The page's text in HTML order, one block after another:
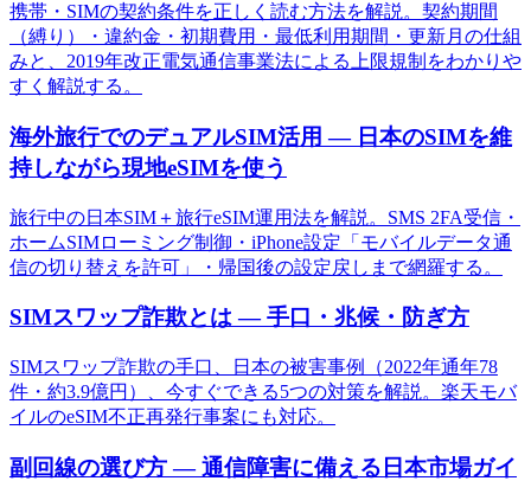
携帯・SIMの契約条件を正しく読む方法を解説。契約期間
（縛り）・違約金・初期費用・最低利用期間・更新月の仕組
みと、2019年改正電気通信事業法による上限規制をわかりや
すく解説する。
海外旅行でのデュアルSIM活用 — 日本のSIMを維
持しながら現地eSIMを使う
旅行中の日本SIM＋旅行eSIM運用法を解説。SMS 2FA受信・
ホームSIMローミング制御・iPhone設定「モバイルデータ通
信の切り替えを許可」・帰国後の設定戻しまで網羅する。
SIMスワップ詐欺とは — 手口・兆候・防ぎ方
SIMスワップ詐欺の手口、日本の被害事例（2022年通年78
件・約3.9億円）、今すぐできる5つの対策を解説。楽天モバ
イルのeSIM不正再発行事案にも対応。
副回線の選び方 — 通信障害に備える日本市場ガイ